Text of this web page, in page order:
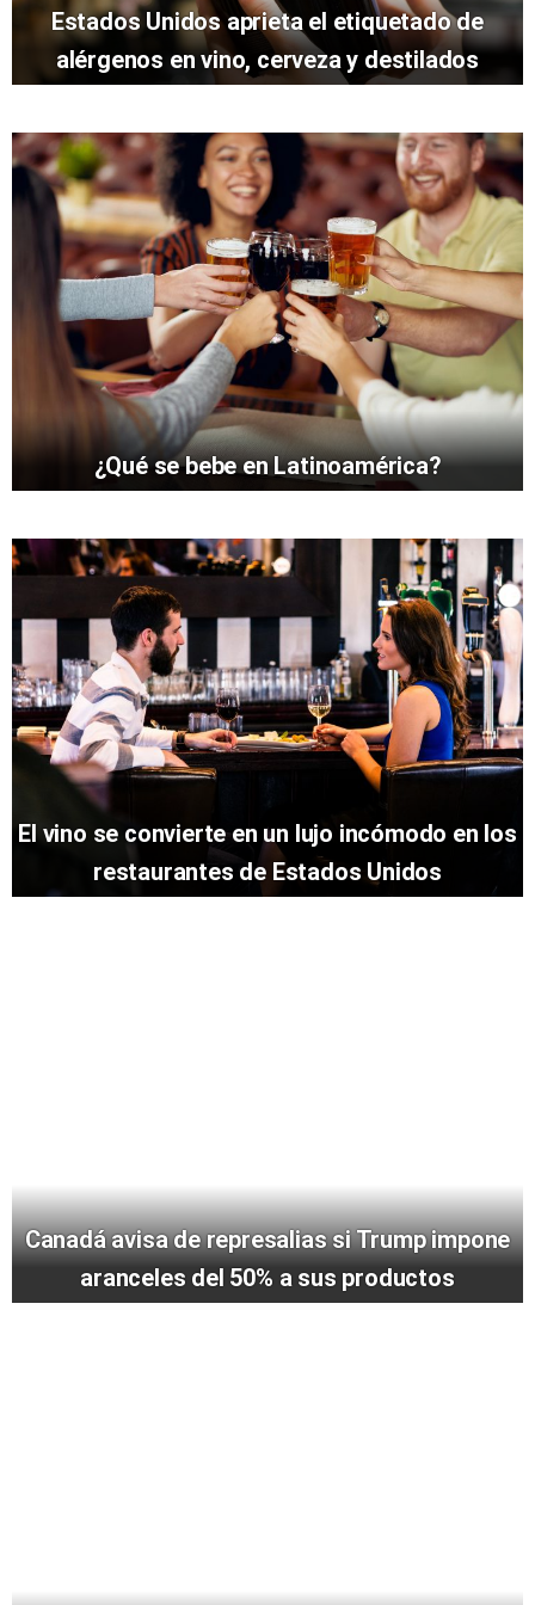
Estados Unidos aprieta el etiquetado de
alérgenos en vino, cerveza y destilados
¿Qué se bebe en Latinoamérica?
El vino se convierte en un lujo incómodo en los
restaurantes de Estados Unidos
Canadá avisa de represalias si Trump impone
aranceles del 50% a sus productos